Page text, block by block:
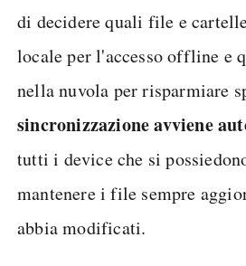
di decidere quali file e
locale per l'accesso offline e
nella nuvola per risparmiare
sincronizzazione avviene
tutti i device che si
mantenere i file sempre
abbia modificati.